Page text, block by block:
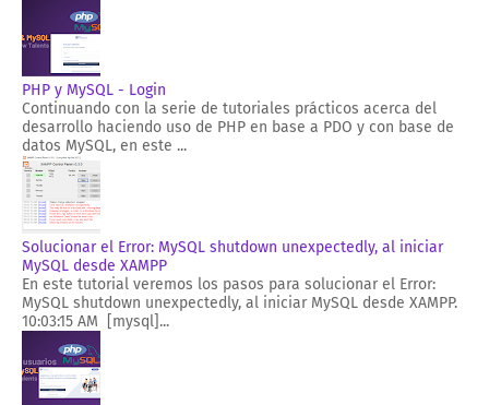
PHP y MySQL - Login
Continuando con la serie de tutoriales prácticos acerca del
desarrollo haciendo uso de PHP en base a PDO y con base de
datos MySQL, en este ...
Solucionar el Error: MySQL shutdown unexpectedly, al iniciar
MySQL desde XAMPP
En este tutorial veremos los pasos para solucionar el Error:
MySQL shutdown unexpectedly, al iniciar MySQL desde XAMPP.
10:03:15 AM [mysql]...